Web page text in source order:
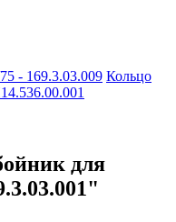
- 169.3.03.009 Кольцо
для